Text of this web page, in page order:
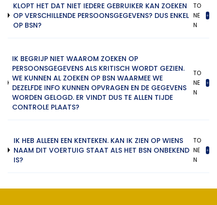
KLOPT HET DAT NIET IEDERE GEBRUIKER KAN ZOEKEN
OP VERSCHILLENDE PERSOONSGEGEVENS? DUS ENKEL
OP BSN?
TO
NE
N
IK BEGRIJP NIET WAAROM ZOEKEN OP
PERSOONSGEGEVENS ALS KRITISCH WORDT GEZIEN.
WE KUNNEN AL ZOEKEN OP BSN WAARMEE WE
DEZELFDE INFO KUNNEN OPVRAGEN EN DE GEGEVENS
WORDEN GELOGD. ER VINDT DUS TE ALLEN TIJDE
CONTROLE PLAATS?
TO
NE
N
IK HEB ALLEEN EEN KENTEKEN. KAN IK ZIEN OP WIENS
NAAM DIT VOERTUIG STAAT ALS HET BSN ONBEKEND
IS?
TO
NE
N